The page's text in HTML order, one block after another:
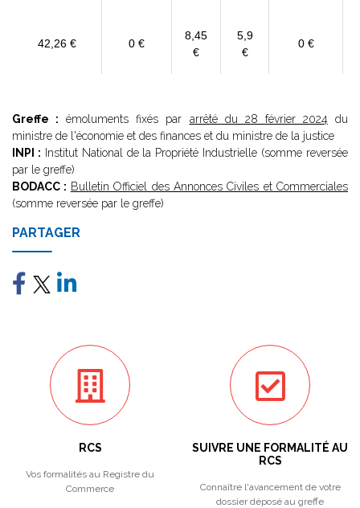
42,26 € 0 €
8,45
€
5,9
€
0 €
Greffe : émoluments fixés par arrêté du 28 février 2024 du
ministre de l'économie et des finances et du ministre de la justice
INPI : Institut National de la Propriété Industrielle (somme reversée
par le greffe)
BODACC : Bulletin Officiel des Annonces Civiles et Commerciales
(somme reversée par le greffe)
PARTAGER
RCS
Vos formalités au Registre du
Commerce
SUIVRE UNE FORMALITÉ AU
RCS
Connaître l'avancement de votre
dossier déposé au greffe